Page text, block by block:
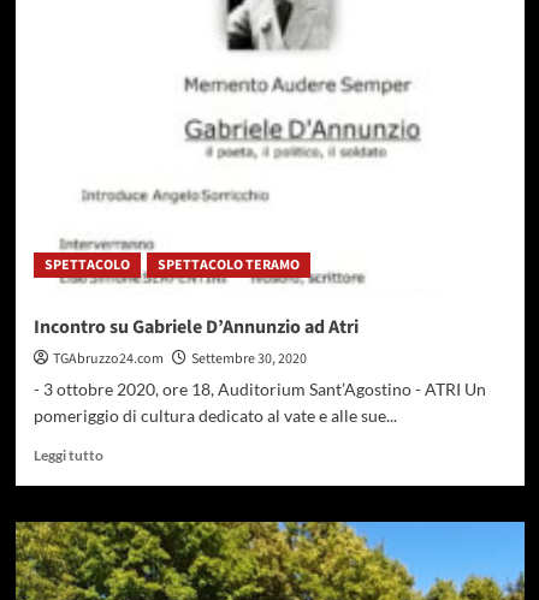
di
rifiuti
differenziati
SPETTACOLO SPETTACOLO TERAMO
Incontro su Gabriele D’Annunzio ad Atri
TGAbruzzo24.com
Settembre 30, 2020
- 3 ottobre 2020, ore 18, Auditorium Sant’Agostino - ATRI Un
pomeriggio di cultura dedicato al vate e alle sue...
Leggi tuttoLeggi
su
Incontro
su
Gabriele